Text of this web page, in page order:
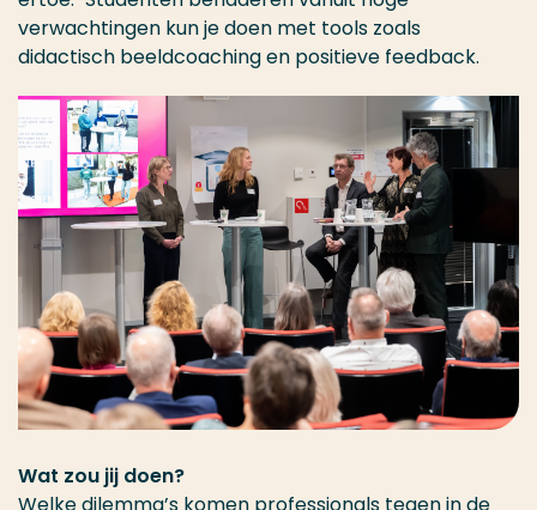
verwachtingen kun je doen met tools zoals
didactisch beeldcoaching en positieve feedback.
Wat zou jij doen?